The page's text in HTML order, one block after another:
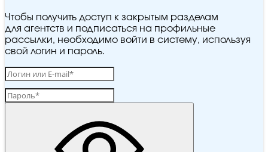
Чтобы получить доступ к закрытым разделам
для агентств и подписаться на профильные
рассылки, необходимо войти в систему, используя
свой логин и пароль.